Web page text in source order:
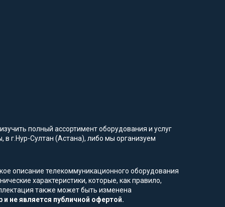
полный ассортимент оборудования и услуг
г.Нур-Султан (Астана), либо мы организуем
описание телекоммуникационного оборудования
характеристики, которые, как правило,
также может быть изменена
не является публичной офертой.